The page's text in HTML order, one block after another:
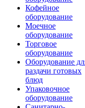
Кофейное
оборудование
Моечное
оборудование
Торговое
оборудование
Оборудование
раздачи готовых
блюд
Упаковочное
оборудование